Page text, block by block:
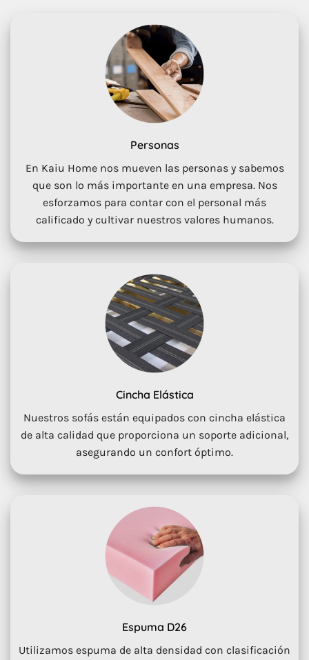
Personas
En Kaiu Home nos mueven las personas y sabemos
que son lo más importante en una empresa. Nos
esforzamos para contar con el personal más
calificado y cultivar nuestros valores humanos.
Cincha Elástica
Nuestros sofás están equipados con cincha elástica
de alta calidad que proporciona un soporte adicional,
asegurando un confort óptimo.
Espuma D26
Utilizamos espuma de alta densidad con clasificación